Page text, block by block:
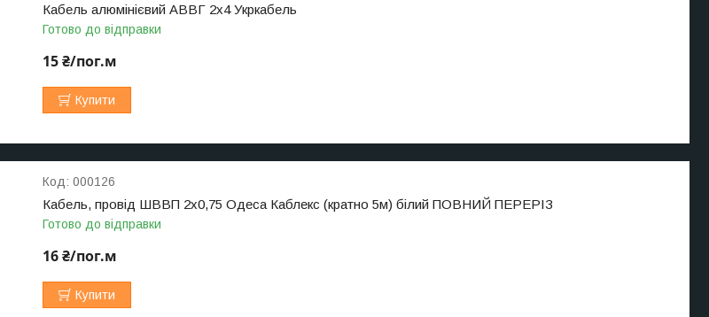
Кабель алюмінієвий АВВГ 2х4 Укркабель
Готово до відправки
15 ₴/пог.м
Купити
000126
Кабель, провід ШВВП 2х0,75 Одеса Каблекс (кратно 5м) білий ПОВНИЙ ПЕРЕРІЗ
Готово до відправки
16 ₴/пог.м
Купити